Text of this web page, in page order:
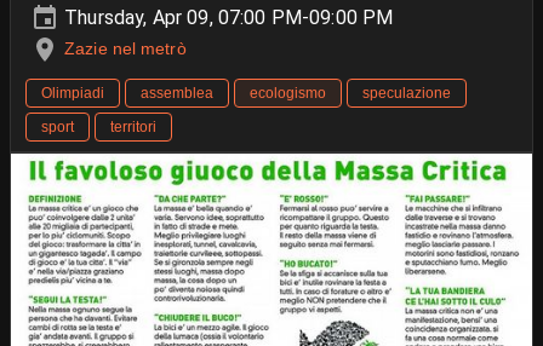
Thursday, Apr 09, 07:00 PM-09:00 PM
Zazie nel metrò
Olimpiadi assemblea ecologismo
speculazione
sport
territori